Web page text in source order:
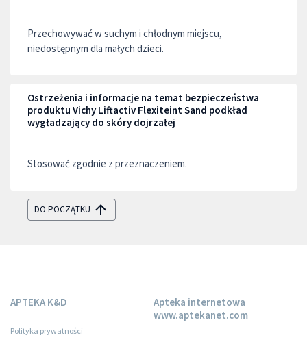
Przechowywać w suchym i chłodnym miejscu,
niedostępnym dla małych dzieci.
Ostrzeżenia i informacje na temat bezpieczeństwa
produktu Vichy Liftactiv Flexiteint Sand podkład
wygładzający do skóry dojrzałej
Stosować zgodnie z przeznaczeniem.
DO POCZĄTKU
APTEKA K&D
Polityka prywatności
Apteka internetowa
www.aptekanet.com